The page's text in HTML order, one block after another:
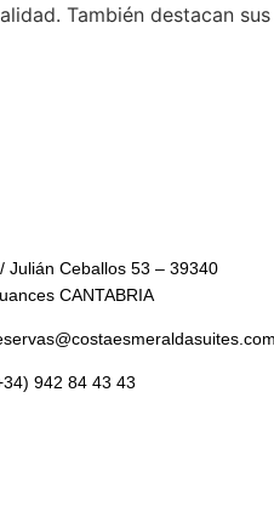
También destacan
Julián Ceballos 53 – 39340
CANTABRIA
942 84 43 43